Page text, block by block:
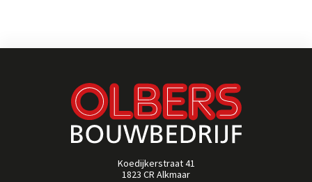
Koedijkerstraat 41
1823 CR Alkmaar